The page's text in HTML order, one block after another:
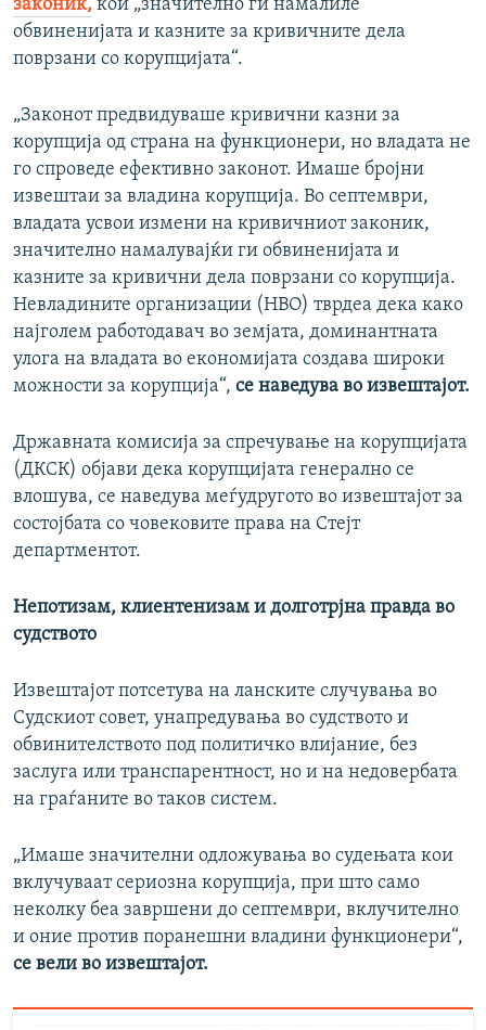
законик, кои „значително ги намалиле
обвиненијата и казните за кривичните дела
поврзани со корупцијата“.
„Законот предвидуваше кривични казни за
корупција од страна на функционери, но владата не
го спроведе ефективно законот. Имаше бројни
извештаи за владина корупција. Во септември,
владата усвои измени на кривичниот законик,
значително намалувајќи ги обвиненијата и
казните за кривични дела поврзани со корупција.
Невладините организации (НВО) тврдеа дека како
најголем работодавач во земјата, доминантната
улога на владата во економијата создава широки
можности за корупција“, се наведува во извештајот.
Државната комисија за спречување на корупцијата
(ДКСК) објави дека корупцијата генерално се
влошува, се наведува меѓудругото во извештајот за
состојбата со човековите права на Стејт
департментот.
Непотизам, клиентенизам и долготрјна правда во
судството
Извештајот потсетува на ланските случувања во
Судскиот совет, унапредувања во судството и
обвинителството под политичко влијание, без
заслуга или транспарентност, но и на недовербата
на граѓаните во таков систем.
„Имаше значителни одложувања во судењата кои
вклучуваат сериозна корупција, при што само
неколку беа завршени до септември, вклучително
и оние против поранешни владини функционери“,
се вели во извештајот.